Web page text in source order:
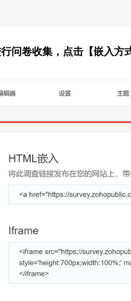
问卷收集，点击【嵌入方